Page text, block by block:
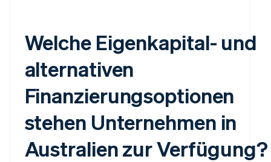
Welche Eigenkapital- und
alternativen
Finanzierungsoptionen
stehen Unternehmen in
Australien zur Verfügung?